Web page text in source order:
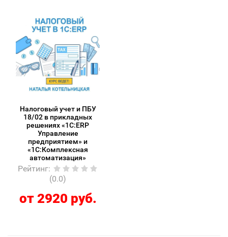
Налоговый учет и ПБУ
18/02 в прикладных
решениях «1С:ERP
Управление
предприятием» и
«1С:Комплексная
автоматизация»
Рейтинг:
(0.0)
от 2920 руб.